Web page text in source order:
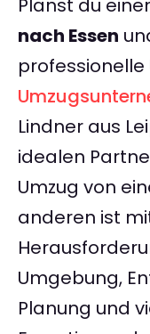
Planst du
nach Essen
Lindner aus
idealen
Umzug von
anderen ist
Umgebung,
Planung und